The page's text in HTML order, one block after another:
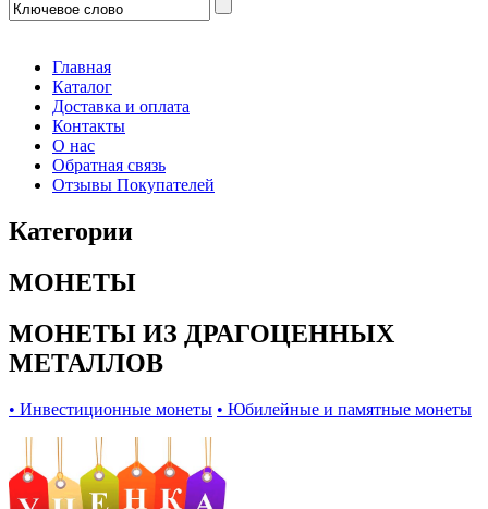
Главная
Каталог
Доставка и оплата
Контакты
О нас
Обратная связь
Отзывы Покупателей
Категории
МОНЕТЫ
МОНЕТЫ ИЗ ДРАГОЦЕННЫХ
МЕТАЛЛОВ
• Инвестиционные монеты • Юбилейные и памятные монеты